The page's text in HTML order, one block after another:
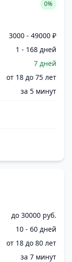
0%
3000 - 49000 ₽
1 - 168 дней
7 дней
от 18 до 75 лет
за 5 минут
до 30000 руб.
10 - 60 дней
от 18 до 80 лет
за 7 минут